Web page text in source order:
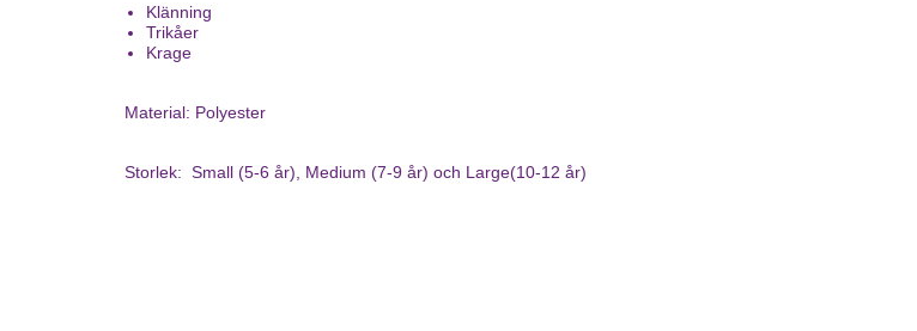
Klänning
Trikåer
Krage
Material: Polyester
Storlek: Small (5-6 år), Medium (7-9 år) och Large(10-12 år)